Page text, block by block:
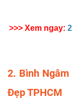
>>> Xem ngay:
2. Bình
Đẹp TPHCM